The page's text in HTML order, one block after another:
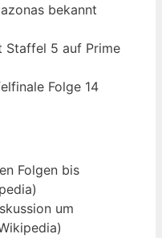
bekannt
Staffel 5 auf Prime
Folge 14
Folgen bis
um